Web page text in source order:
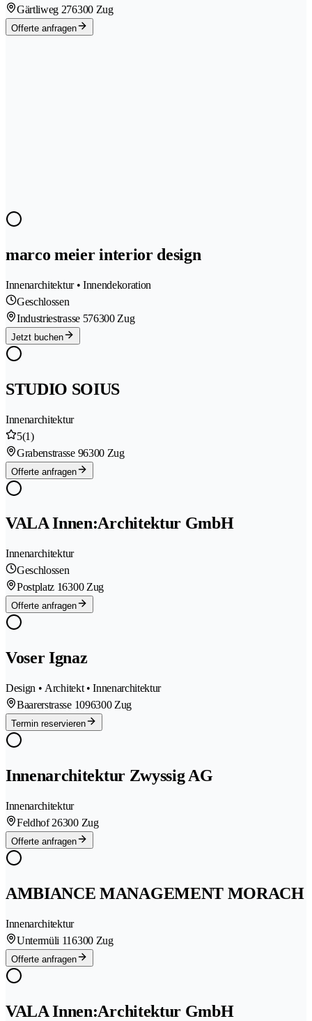
Gärtliweg 276300 Zug
Offerte anfragen
marco meier interior design
Innenarchitektur • Innendekoration
Geschlossen
Industriestrasse 576300 Zug
Jetzt buchen
STUDIO SOIUS
Innenarchitektur
5(1)
Grabenstrasse 96300 Zug
Offerte anfragen
VALA Innen:Architektur GmbH
Innenarchitektur
Geschlossen
Postplatz 16300 Zug
Offerte anfragen
Voser Ignaz
Design • Architekt • Innenarchitektur
Baarerstrasse 1096300 Zug
Termin reservieren
Innenarchitektur Zwyssig AG
Innenarchitektur
Feldhof 26300 Zug
Offerte anfragen
AMBIANCE MANAGEMENT MORACH
Innenarchitektur
Untermüli 116300 Zug
Offerte anfragen
VALA Innen:Architektur GmbH